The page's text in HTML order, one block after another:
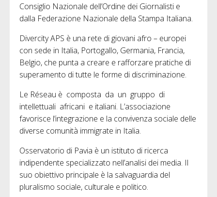
Consiglio Nazionale dell’Ordine dei Giornalisti e
dalla Federazione Nazionale della Stampa Italiana.
Divercity APS è una rete di giovani afro – europei
con sede in Italia, Portogallo, Germania, Francia,
Belgio, che punta a creare e rafforzare pratiche di
superamento di tutte le forme di discriminazione.
Le Réseau è composta da un gruppo di
intellettuali africani e italiani. L’associazione
favorisce l’integrazione e la convivenza sociale delle
diverse comunità immigrate in Italia.
Osservatorio di Pavia è un istituto di ricerca
indipendente specializzato nell’analisi dei media. Il
suo obiettivo principale è la salvaguardia del
pluralismo sociale, culturale e politico.